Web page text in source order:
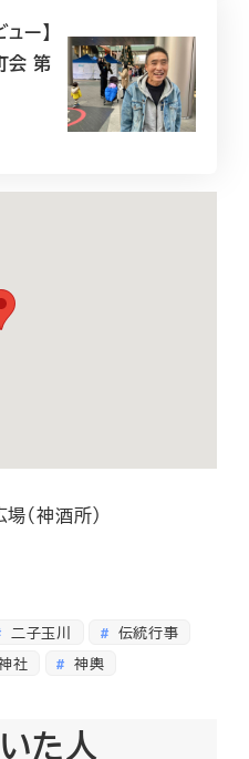
ー】
会 第
（神酒所）
二子玉川
伝統行事
社 神輿
た人